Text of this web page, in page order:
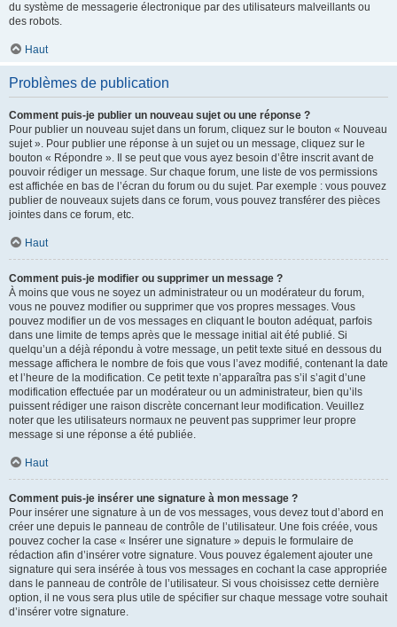
du système de messagerie électronique par des utilisateurs malveillants ou
des robots.
Haut
Problèmes de publication
Comment puis-je publier un nouveau sujet ou une réponse ?
Pour publier un nouveau sujet dans un forum, cliquez sur le bouton « Nouveau
sujet ». Pour publier une réponse à un sujet ou un message, cliquez sur le
bouton « Répondre ». Il se peut que vous ayez besoin d’être inscrit avant de
pouvoir rédiger un message. Sur chaque forum, une liste de vos permissions
est affichée en bas de l’écran du forum ou du sujet. Par exemple : vous pouvez
publier de nouveaux sujets dans ce forum, vous pouvez transférer des pièces
jointes dans ce forum, etc.
Haut
Comment puis-je modifier ou supprimer un message ?
À moins que vous ne soyez un administrateur ou un modérateur du forum,
vous ne pouvez modifier ou supprimer que vos propres messages. Vous
pouvez modifier un de vos messages en cliquant le bouton adéquat, parfois
dans une limite de temps après que le message initial ait été publié. Si
quelqu’un a déjà répondu à votre message, un petit texte situé en dessous du
message affichera le nombre de fois que vous l’avez modifié, contenant la date
et l’heure de la modification. Ce petit texte n’apparaîtra pas s’il s’agit d’une
modification effectuée par un modérateur ou un administrateur, bien qu’ils
puissent rédiger une raison discrète concernant leur modification. Veuillez
noter que les utilisateurs normaux ne peuvent pas supprimer leur propre
message si une réponse a été publiée.
Haut
Comment puis-je insérer une signature à mon message ?
Pour insérer une signature à un de vos messages, vous devez tout d’abord en
créer une depuis le panneau de contrôle de l’utilisateur. Une fois créée, vous
pouvez cocher la case « Insérer une signature » depuis le formulaire de
rédaction afin d’insérer votre signature. Vous pouvez également ajouter une
signature qui sera insérée à tous vos messages en cochant la case appropriée
dans le panneau de contrôle de l’utilisateur. Si vous choisissez cette dernière
option, il ne vous sera plus utile de spécifier sur chaque message votre souhait
d’insérer votre signature.